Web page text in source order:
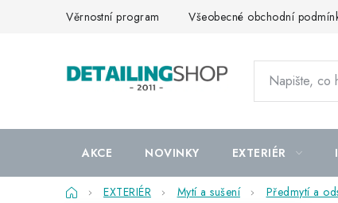
Věrnostní program Všeobecné obchodní
AKCE NOVINKY EXTERIÉR
DomůEXTERIÉR Mytí a sušení Předmytí a